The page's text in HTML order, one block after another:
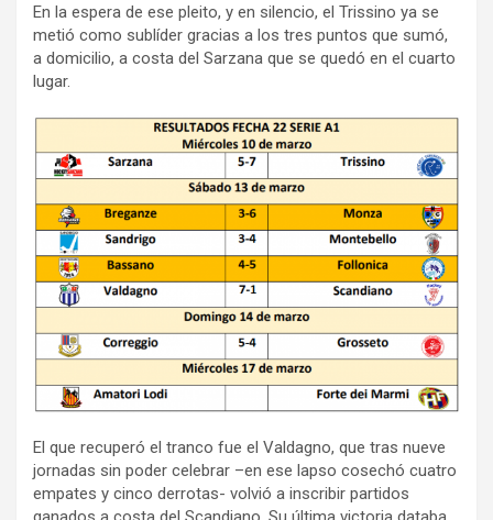
En la espera de ese pleito, y en silencio, el Trissino ya se
metió como sublíder gracias a los tres puntos que sumó,
a domicilio, a costa del Sarzana que se quedó en el cuarto
lugar.
El que recuperó el tranco fue el Valdagno, que tras nueve
jornadas sin poder celebrar –en ese lapso cosechó cuatro
empates y cinco derrotas- volvió a inscribir partidos